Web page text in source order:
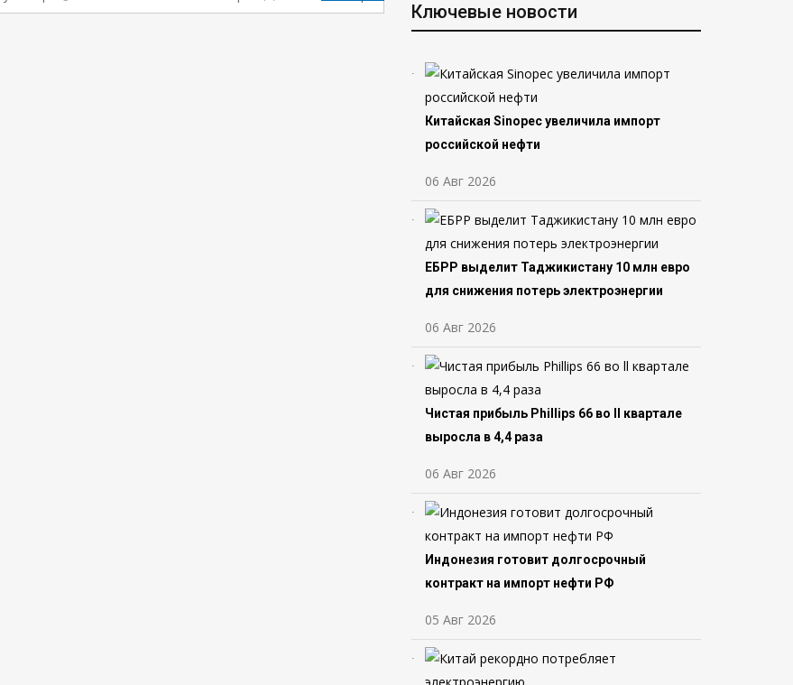
Ключевые новости
Китайская Sinopec увеличила импорт
российской нефти
06 Авг 2026
ЕБРР выделит Таджикистану 10 млн евро
для снижения потерь электроэнергии
06 Авг 2026
Чистая прибыль Phillips 66 во ll квартале
выросла в 4,4 раза
06 Авг 2026
Индонезия готовит долгосрочный
контракт на импорт нефти РФ
05 Авг 2026